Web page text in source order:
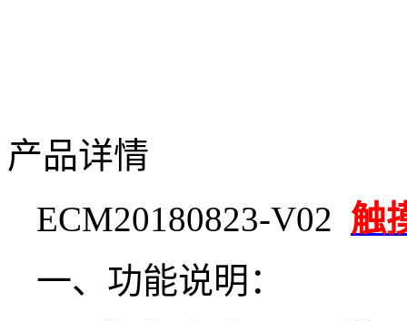
产品详情
ECM20180823-V02 触
一、功能说明：